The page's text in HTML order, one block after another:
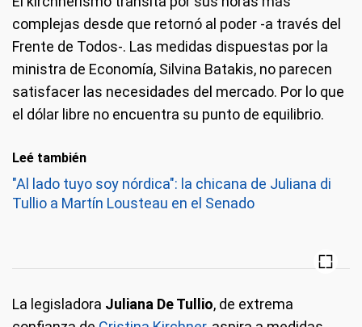
complejas desde que retornó al poder -a través del
Frente de Todos-. Las medidas dispuestas por la
ministra de Economía, Silvina Batakis, no parecen
satisfacer las necesidades del mercado. Por lo que
el dólar libre no encuentra su punto de equilibrio.
Leé también
"Al lado tuyo soy nórdica": la chicana de Juliana di
Tullio a Martín Lousteau en el Senado
La legisladora Juliana De Tullio, de extrema